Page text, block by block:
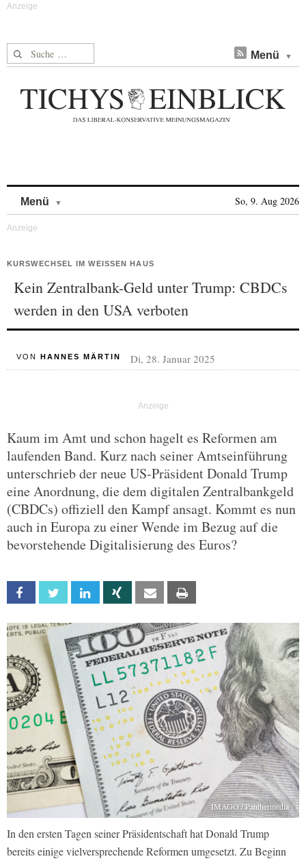
Suche nach: Menü
Menü So, 9. Aug 2026
KURSWECHSEL IM WEISSEN HAUS
Kein Zentralbank-Geld unter Trump: CBDCs
werden in den USA verboten
VON HANNES MÄRTIN Di, 28. Januar 2025
Kaum im Amt und schon hagelt es Reformen am
laufenden Band. Kurz nach seiner Amtseinführung
unterschrieb der neue US-Präsident Donald Trump
eine Anordnung, die dem digitalen Zentralbankgeld
(CBDCs) offiziell den Kampf ansagt. Kommt es nun
auch in Europa zu einer Wende im Bezug auf die
bevorstehende Digitalisierung des Euros?
Facebook Twitter Linkedin Xing Email
IMAGO / Panthermedia
In den ersten Tagen seiner Präsidentschaft hat Donald Trump
bereits einige vielversprechende Reformen umgesetzt. Zu Beginn